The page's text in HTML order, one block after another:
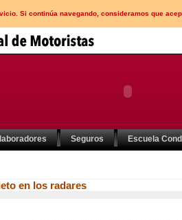
Si continúa navegando, consideramos que
Seguros Escuela
en los radares